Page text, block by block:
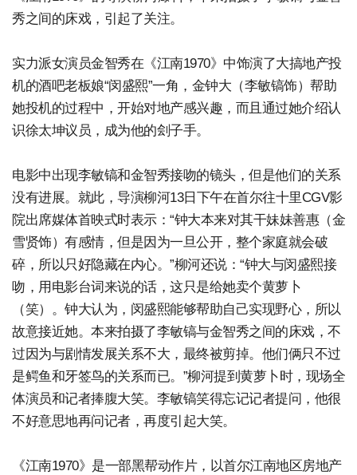
秀之间的床戏，引起了关注。
实力派女演员金智秀在《江南1970》中饰演了大搞地产投
机的酒吧老板娘“闵盛熙”一角，金钟大（李敏镐饰）帮助
她投机的过程中，开始对地产感兴趣，而且通过她介绍认
识徐太坤议员，成为他的刽子手。
电影中出现李敏镐和金智秀接吻的镜头，但是他们的关系
没有进展。就此，导演柳河13日下午在首尔往十里CGV影
院出席媒体首映式时表示：“钟大本来对其干妹妹善惠（金
雪贤饰）有感情，但是因为一旦公开，整个家庭就会破
碎，所以只好隐藏在内心。”柳河还说：“钟大与闵盛熙接
吻，用电影台词来说的话，这只是给她卖个黄萝卜
（笑）。钟大认为，闵盛熙能够帮助自己实现野心，所以
故意接近她。本来拍摄了李敏镐与金智秀之间的床戏，不
过因为与剧情发展关系不大，最终被剪掉。他们俩只不过
是鳄鱼和牙签鸟的关系而已。”柳河提到黄萝卜时，现场全
体演员和记者捧腹大笑。李敏镐笑得忘记记者提问，他很
不好意思地再问记者，再度引起大笑。
《江南1970》是一部黑帮动作片，以首尔江南地区房地产